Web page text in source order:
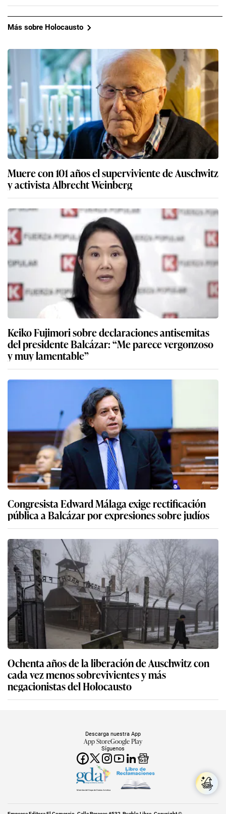
Más sobre Holocausto
Muere con 101 años el superviviente de Auschwitz
y activista Albrecht Weinberg
Keiko Fujimori sobre declaraciones antisemitas
del presidente Balcázar: “Me parece vergonzoso
y muy lamentable”
Congresista Edward Málaga exige rectificación
pública a Balcázar por expresiones sobre judíos
Ochenta años de la liberación de Auschwitz con
cada vez menos sobrevivientes y más
negacionistas del Holocausto
Síguenos
Descarga nuestra App
App StoreGoogle Play
Miembro del Grupo de Diarios América